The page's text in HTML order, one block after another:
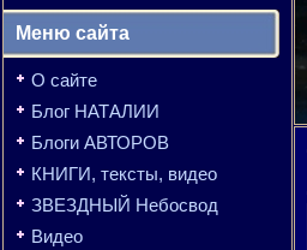
Меню сайта
О сайте
Блог НАТАЛИИ
Блоги АВТОРОВ
КНИГИ, тексты, видео
ЗВЕЗДНЫЙ Небосвод
Видео